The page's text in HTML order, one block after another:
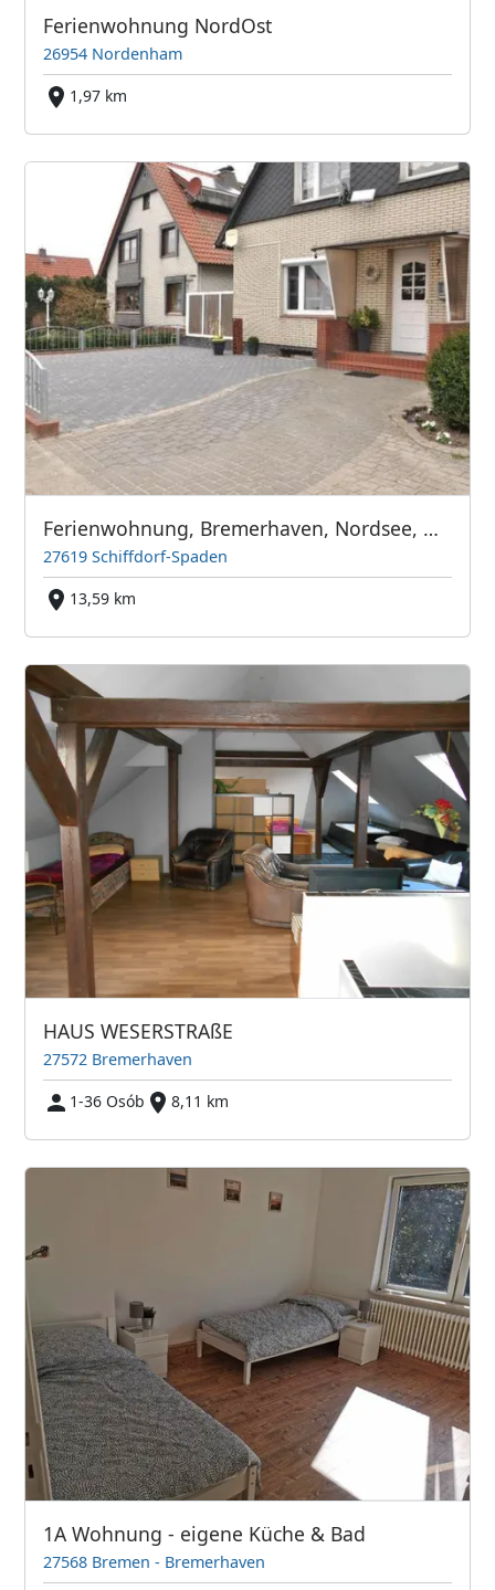
Ferienwohnung NordOst
26954 Nordenham
1,97 km
Ferienwohnung, Bremerhaven, Nordsee, Urlaub, Monteurzimmer
27619 Schiffdorf-Spaden
13,59 km
HAUS WESERSTRAßE
27572 Bremerhaven
1-36 Osób
8,11 km
1A Wohnung - eigene Küche & Bad
27568 Bremen - Bremerhaven